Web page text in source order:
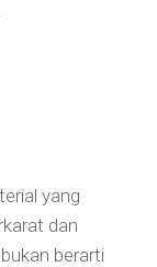
yang
dan
berarti